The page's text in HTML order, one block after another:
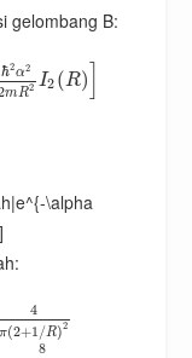
gelombang B:
ℏ2α2
mR2 I2 (R)
\alpha
4
π(2+1 /R)2
8